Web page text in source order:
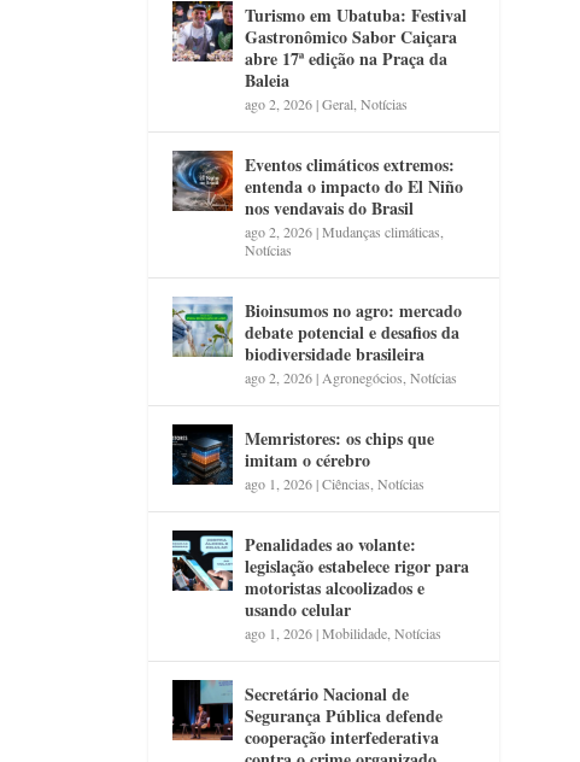
Turismo em Ubatuba: Festival
Gastronômico Sabor Caiçara
abre 17ª edição na Praça da
Baleia
ago 2, 2026|Geral ,Notícias
Eventos climáticos extremos:
entenda o impacto do El Niño
nos vendavais do Brasil
ago 2, 2026|Mudanças climáticas
Notícias
Bioinsumos no agro: mercado
debate potencial e desafios da
biodiversidade brasileira
ago 2, 2026| Agronegócios ,Notícias
Memristores: os chips que
imitam o cérebro
ago 1, 2026|Ciências ,Notícias
Penalidades ao volante:
legislação estabelece rigor para
motoristas alcoolizados e
usando celular
ago 1, 2026|Mobilidade ,Notícias
Secretário Nacional de
Segurança Pública defende
cooperação interfederativa